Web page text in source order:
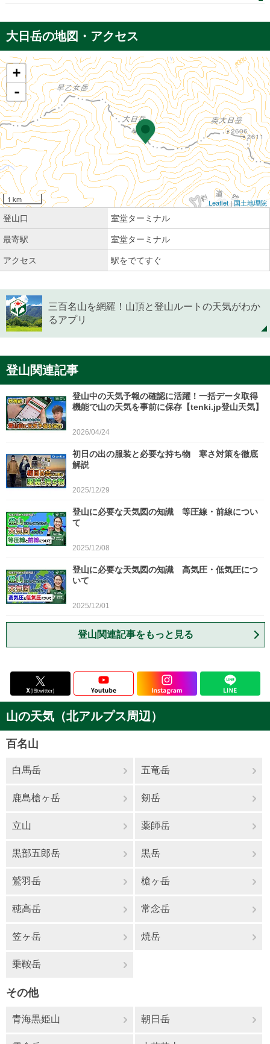
大日岳の地図・アクセス
+
-
1 km Leaflet |国土地理院
登山口
室堂ターミナル
最寄駅 室堂ターミナル
アクセス 駅をでてすぐ
三百名山を網羅！山頂と登山ルートの天気がわか
るアプリ
登山関連記事
登山中の天気予報の確認に活躍！一括データ取得
機能で山の天気を事前に保存【tenki.jp登山天気】
2026/04/24
初日の出の服装と必要な持ち物 寒さ対策を徹底
解説
2025/12/29
登山に必要な天気図の知識 等圧線・前線につい
て
2025/12/08
登山に必要な天気図の知識 高気圧・低気圧につ
いて
2025/12/01
登山関連記事をもっと見る
山の天気（北アルプス周辺）
百名山
白馬岳 五竜岳
鹿島槍ヶ岳 剱岳
立山 薬師岳
黒部五郎岳 黒岳
鷲羽岳 槍ヶ岳
穂高岳 常念岳
笠ヶ岳 焼岳
乗鞍岳
その他
青海黒姫山 朝日岳